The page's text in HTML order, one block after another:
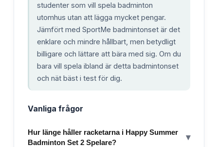
studenter som vill spela badminton
utomhus utan att lägga mycket pengar.
Jämfört med SportMe badmintonset är det
enklare och mindre hållbart, men betydligt
billigare och lättare att bära med sig. Om du
bara vill spela ibland är detta badmintonset
och nät bäst i test för dig.
Vanliga frågor
Hur länge håller racketarna i Happy Summer
Badminton Set 2 Spelare?
▾